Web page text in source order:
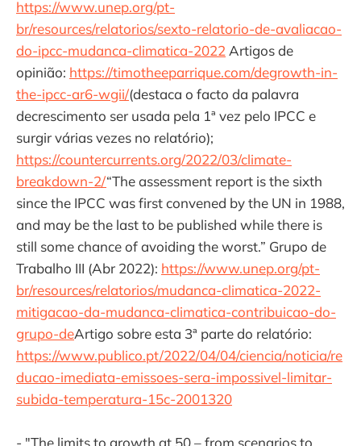
https://www.unep.org/pt-
br/resources/relatorios/sexto-relatorio-de-avaliacao-
do-ipcc-mudanca-climatica-2022 Artigos de
opinião: https://timotheeparrique.com/degrowth-in-
the-ipcc-ar6-wgii/(destaca o facto da palavra
decrescimento ser usada pela 1ª vez pelo IPCC e
surgir várias vezes no relatório);
https://countercurrents.org/2022/03/climate-
breakdown-2/“The assessment report is the sixth
since the IPCC was first convened by the UN in 1988,
and may be the last to be published while there is
still some chance of avoiding the worst.” Grupo de
Trabalho III (Abr 2022): https://www.unep.org/pt-
br/resources/relatorios/mudanca-climatica-2022-
mitigacao-da-mudanca-climatica-contribuicao-do-
grupo-deArtigo sobre esta 3ª parte do relatório:
https://www.publico.pt/2022/04/04/ciencia/noticia/re
ducao-imediata-emissoes-sera-impossivel-limitar-
subida-temperatura-15c-2001320
- "The limits to growth at 50 – from scenarios to